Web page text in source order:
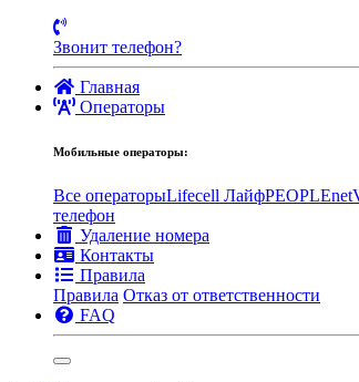
Звонит телефон?
Главная
Операторы
Мобильные операторы:
Все операторыLifecell ЛайфPEOPLEnet
телефон
Удаление номера
Контакты
Правила
Правила Отказ от ответственности
FAQ